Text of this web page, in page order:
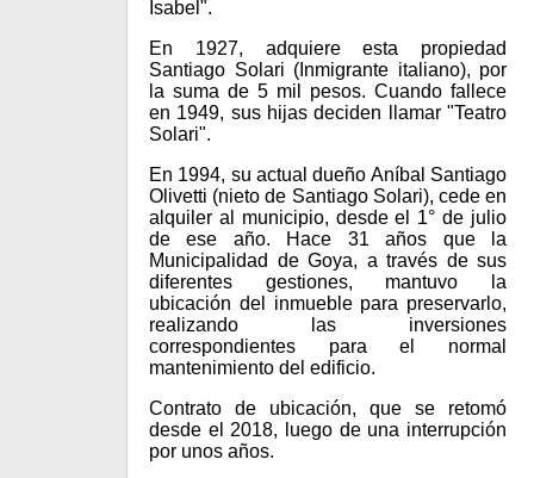
Isabel".
En 1927, adquiere esta propiedad
Santiago Solari (Inmigrante italiano), por
la suma de 5 mil pesos. Cuando fallece
en 1949, sus hijas deciden llamar "Teatro
Solari".
En 1994, su actual dueño Aníbal Santiago
Olivetti (nieto de Santiago Solari), cede en
alquiler al municipio, desde el 1° de julio
de ese año. Hace 31 años que la
Municipalidad de Goya, a través de sus
diferentes gestiones, mantuvo la
ubicación del inmueble para preservarlo,
realizando las inversiones
correspondientes para el normal
mantenimiento del edificio.
Contrato de ubicación, que se retomó
desde el 2018, luego de una interrupción
por unos años.